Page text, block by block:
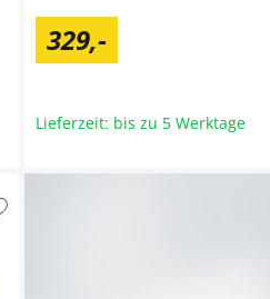
329,-
Lieferzeit: bis zu 5 Werktage